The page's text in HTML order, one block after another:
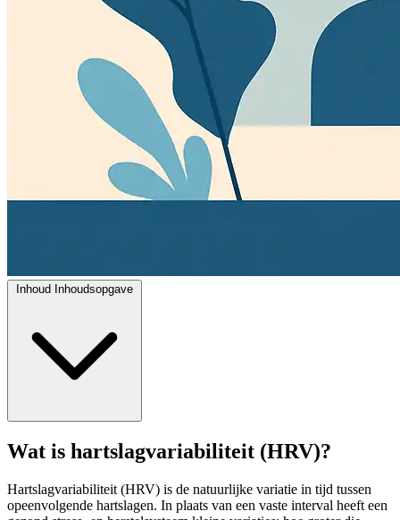
Inhoud Inhoudsopgave
Wat is hartslagvariabiliteit (HRV)?
Hartslagvariabiliteit (HRV) is de natuurlijke variatie in tijd tussen
opeenvolgende hartslagen. In plaats van een vaste interval heeft een